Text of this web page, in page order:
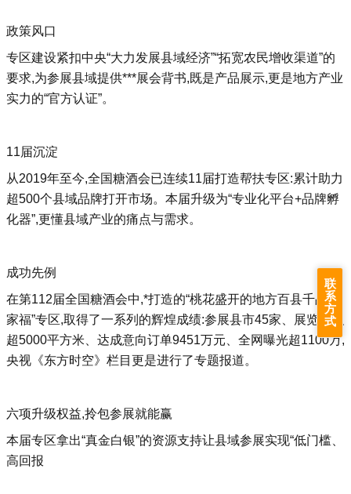
政策风口
专区建设紧扣中央“大力发展县域经济”“拓宽农民增收渠道”的
要求,为参展县域提供***展会背书,既是产品展示,更是地方产业
实力的“官方认证”。
11届沉淀
从2019年至今,全国糖酒会已连续11届打造帮扶专区:累计助力
超500个县域品牌打开市场。本届升级为“专业化平台+品牌孵
化器”,更懂县域产业的痛点与需求。
成功先例
在第112届全国糖酒会中,*打造的“桃花盛开的地方百县千品万
家福”专区,取得了一系列的辉煌成绩:参展县市45家、展览面积
超5000平方米、达成意向订单9451万元、全网曝光超1100万,
央视《东方时空》栏目更是进行了专题报道。
六项升级权益,拎包参展就能赢
本届专区拿出“真金白银”的资源支持让县域参展实现“低门槛、
高回报
联
系
方
式